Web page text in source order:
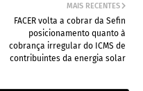
MAIS RECENTES
FACER volta a cobrar da Sefin
posicionamento quanto à
cobrança irregular do ICMS de
contribuintes da energia solar